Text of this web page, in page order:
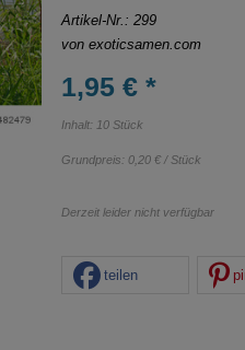
Artikel-Nr.: 299
von exoticsamen.com
1,95 € *
Inhalt: 10 Stück
Grundpreis: 0,20 € / Stück
Derzeit leider nicht verfügbar
teilen